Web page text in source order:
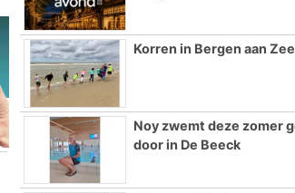
Korren in Bergen aan Zee
Noy zwemt deze zomer
door in De Beeck